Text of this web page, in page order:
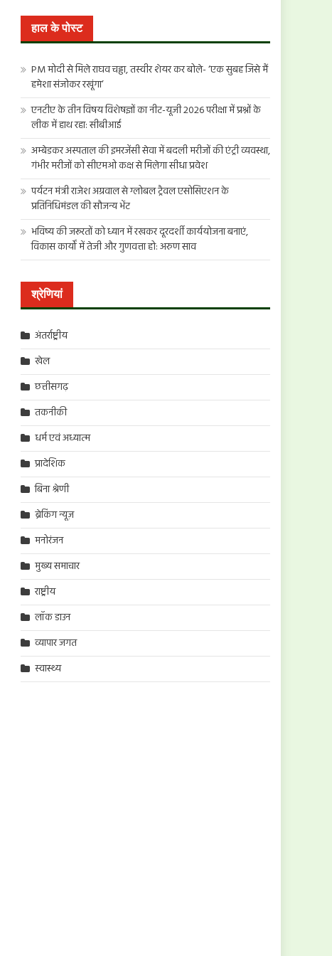
हाल के पोस्ट
PM मोदी से मिले राघव चड्ढा, तस्वीर शेयर कर बोले- ‘एक सुबह जिसे मैं
हमेशा संजोकर रखूंगा’
एनटीए के तीन विषय विशेषज्ञों का नीट-यूजी 2026 परीक्षा में प्रश्नों के
लीक में हाथ रहा: सीबीआई
अम्बेडकर अस्पताल की इमरजेंसी सेवा में बदली मरीजों की एंट्री व्यवस्था,
गंभीर मरीजों को सीएमओ कक्ष से मिलेगा सीधा प्रवेश
पर्यटन मंत्री राजेश अग्रवाल से ग्लोबल ट्रैवल एसोसिएशन के
प्रतिनिधिमंडल की सौजन्य भेंट
भविष्य की जरूरतों को ध्यान में रखकर दूरदर्शी कार्ययोजना बनाएं,
विकास कार्यों में तेजी और गुणवत्ता हो: अरुण साव
श्रेणियां
अंतर्राष्ट्रीय
खेल
छत्तीसगढ़
तकनीकी
धर्म एवं अध्यात्म
प्रादेशिक
बिना श्रेणी
ब्रेकिंग न्यूज़
मनोरंजन
मुख्य समाचार
राष्ट्रीय
लॉक डाउन
व्यापार जगत
स्वास्थ्य